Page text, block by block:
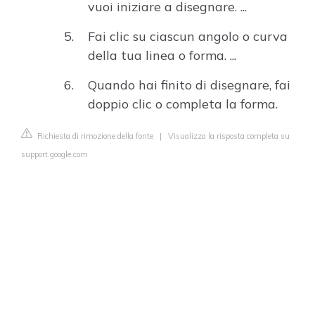
vuoi iniziare a disegnare. ...
Fai clic su ciascun angolo o curva
della tua linea o forma. ...
Quando hai finito di disegnare, fai
doppio clic o completa la forma.
Richiesta di rimozione della fonte | Visualizza la risposta completa su
support.google.com